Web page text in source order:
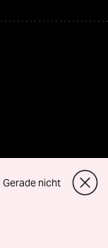
Gerade nicht